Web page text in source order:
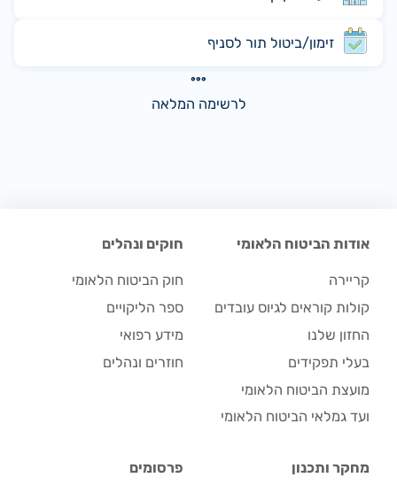
זימון/ביטול תור לסניף
לרשימה המלאה
אודות הביטוח הלאומי
קריירה
קולות קוראים לגיוס עובדים
החזון שלנו
בעלי תפקידים
מועצת הביטוח הלאומי
ועד גמלאי הביטוח הלאומי
חוקים ונהלים
חוק הביטוח הלאומי
ספר הליקויים
מידע רפואי
חוזרים ונהלים
מחקר ותכנון פרסומים